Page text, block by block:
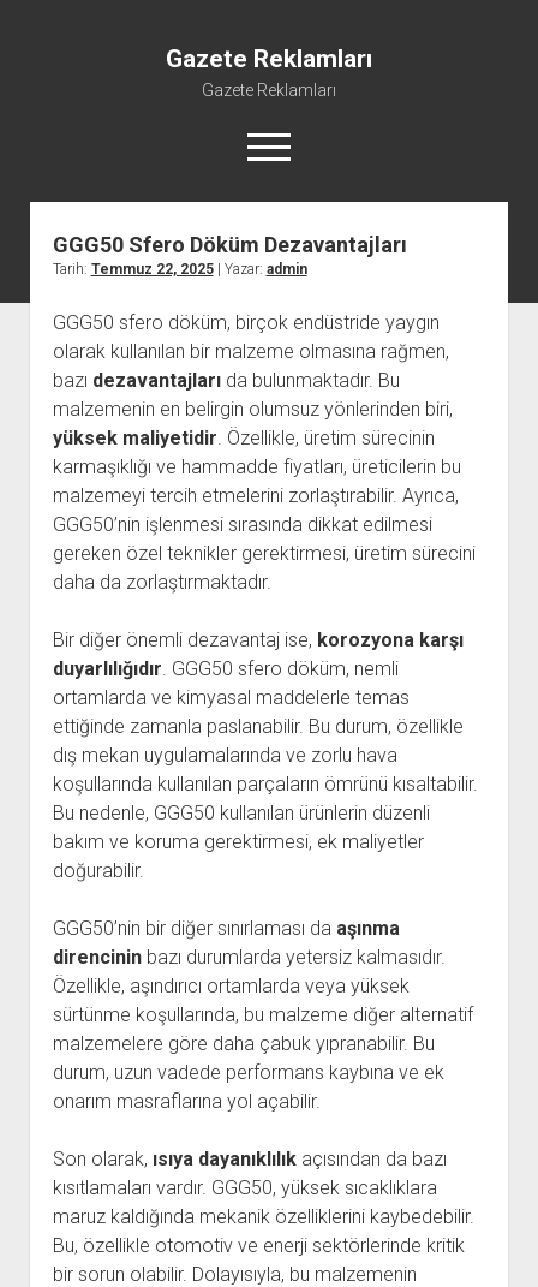
Gazete Reklamları
Gazete Reklamları
menüyü
aç
GGG50 Sfero Döküm Dezavantajları
Tarih: Temmuz 22, 2025| Yazar: admin
GGG50 sfero döküm, birçok endüstride yaygın
olarak kullanılan bir malzeme olmasına rağmen,
bazı dezavantajlarıda bulunmaktadır. Bu
malzemenin en belirgin olumsuz yönlerinden biri,
yüksek maliyetidir. Özellikle, üretim sürecinin
karmaşıklığı ve hammadde fiyatları, üreticilerin bu
malzemeyi tercih etmelerini zorlaştırabilir. Ayrıca,
GGG50’nin işlenmesi sırasında dikkat edilmesi
gereken özel teknikler gerektirmesi, üretim sürecini
daha da zorlaştırmaktadır.
Bir diğer önemli dezavantaj ise, korozyona karşı
duyarlılığıdır. GGG50 sfero döküm, nemli
ortamlarda ve kimyasal maddelerle temas
ettiğinde zamanla paslanabilir. Bu durum, özellikle
dış mekan uygulamalarında ve zorlu hava
koşullarında kullanılan parçaların ömrünü kısaltabilir.
Bu nedenle, GGG50 kullanılan ürünlerin düzenli
bakım ve koruma gerektirmesi, ek maliyetler
doğurabilir.
GGG50’nin bir diğer sınırlaması da aşınma
direncininbazı durumlarda yetersiz kalmasıdır.
Özellikle, aşındırıcı ortamlarda veya yüksek
sürtünme koşullarında, bu malzeme diğer alternatif
malzemelere göre daha çabuk yıpranabilir. Bu
durum, uzun vadede performans kaybına ve ek
onarım masraflarına yol açabilir.
Son olarak, ısıya dayanıklılıkaçısından da bazı
kısıtlamaları vardır. GGG50, yüksek sıcaklıklara
maruz kaldığında mekanik özelliklerini kaybedebilir.
Bu, özellikle otomotiv ve enerji sektörlerinde kritik
bir sorun olabilir. Dolayısıyla, bu malzemenin